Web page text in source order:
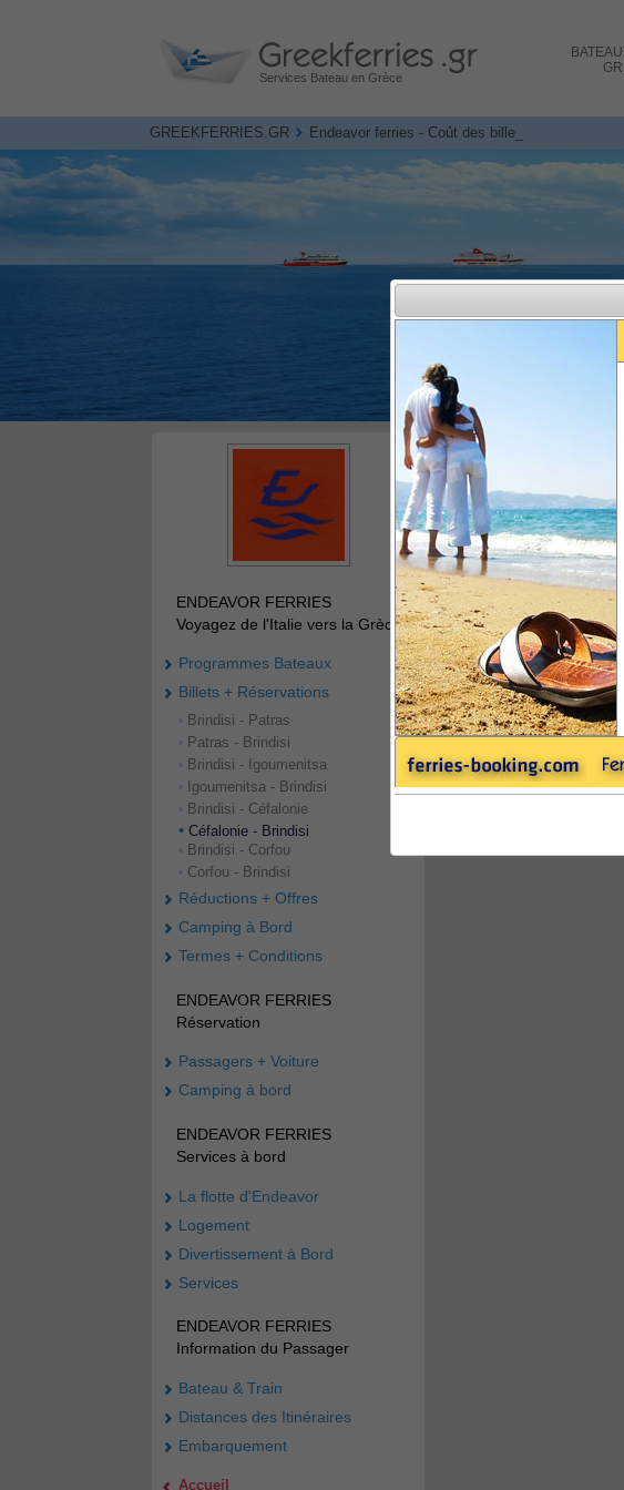
Services Bateau en Grèce
GREEKFERRIES.GR Endeavor ferries - Coût des billets de bateau et
ENDEAVOR FERRIES
Voyagez de l'Italie vers la Grèce
Programmes Bateaux
Billets + Réservations
• Brindisi - Patras
• Patras - Brindisi
• Brindisi - Igoumenitsa
• Igoumenitsa - Brindisi
• Brindisi - Céfalonie
• Céfalonie - Brindisi
• Brindisi - Corfou
• Corfou - Brindisi
Réductions + Offres
Camping à Bord
Termes + Conditions
ENDEAVOR FERRIES
Réservation
Passagers + Voiture
Camping à bord
ENDEAVOR FERRIES
Services à bord
La flotte d'Endeavor
Logement
Divertissement à Bord
Services
ENDEAVOR FERRIES
Information du Passager
Bateau & Train
Distances des Itinéraires
Embarquement
Accueil